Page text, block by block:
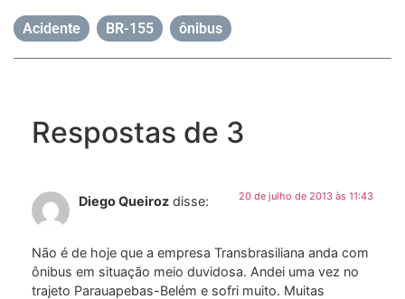
Acidente BR-155 ônibus
Respostas de 3
Diego Queiroz disse: 20 de julho de 2013 às 11:43
Não é de hoje que a empresa Transbrasiliana anda com
ônibus em situação meio duvidosa. Andei uma vez no
trajeto Parauapebas-Belém e sofri muito. Muitas